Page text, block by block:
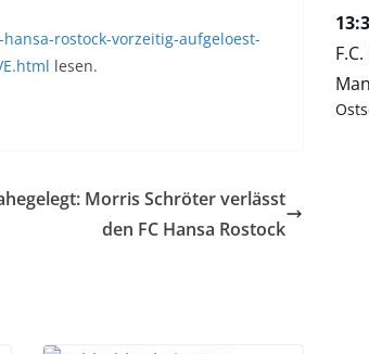
rostock-vorzeitig-aufgeloest-
lesen.
Morris Schröter verlässt
den FC Hansa Rostock